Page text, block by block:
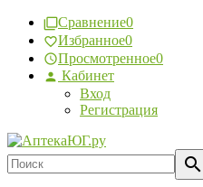
Сравнение0
Избранное0
Просмотренное0
Кабинет
Вход
Регистрация